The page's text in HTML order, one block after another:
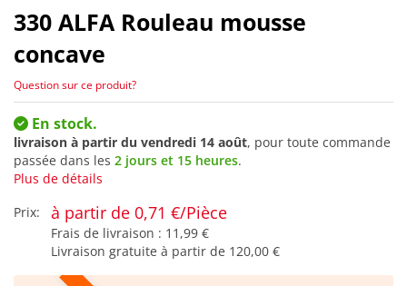
330 ALFA Rouleau mousse
concave
Question sur ce produit?
En stock.
livraison à partir du vendredi 14 août, pour toute commande
passée dans les 2 jours et 15 heures.
Plus de détails
Prix:
à partir de 0,71 €/Pièce
Frais de livraison : 11,99 €
Livraison gratuite à partir de 120,00 €